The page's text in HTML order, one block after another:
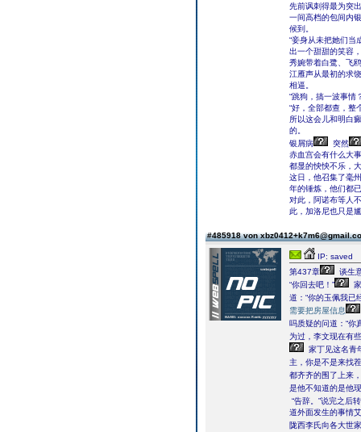
先前讽刺得最为突
一间高档的包间内
候到。
“妾身从未把她们当
出一个甜甜的笑容
秀婉带着白鹭、飞
江雁声从最初的求
相逼。
“跳狗，搞一波事情
“好，全部都查，整
所以这会儿和明白
的。
银屑病
突然
赤血宫会有什么大
都显的怏怏不乐，
这日，他召集了毫
年的锤炼，他们都
对此，阿诺布等人
此，加洛尼也只是
#485918 von
IP: saved
第437章
谈生
“你回去吧！”
道：“你的玉佩我已
需要把房屋信息
吗质疑的问道：“你
为过，李文现在有
家丁见这名青
主，你是不是来找
都齐齐的围了上来
是他不知道的是他
“告辞。”说完之后
道外面发生的事情
陇西李氏向各大世